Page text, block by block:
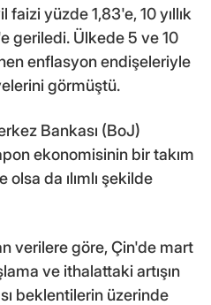
faizi yüzde 1,83'e, 10 yıllık
geriledi. Ülkede 5 ve 10
enflasyon endişeleriyle
görmüştü.
Bankası (BoJ)
ekonomisinin bir takım
olsa da ılımlı şekilde
verilere göre, Çin'de mart
ve ithalattaki artışın
beklentilerin üzerinde